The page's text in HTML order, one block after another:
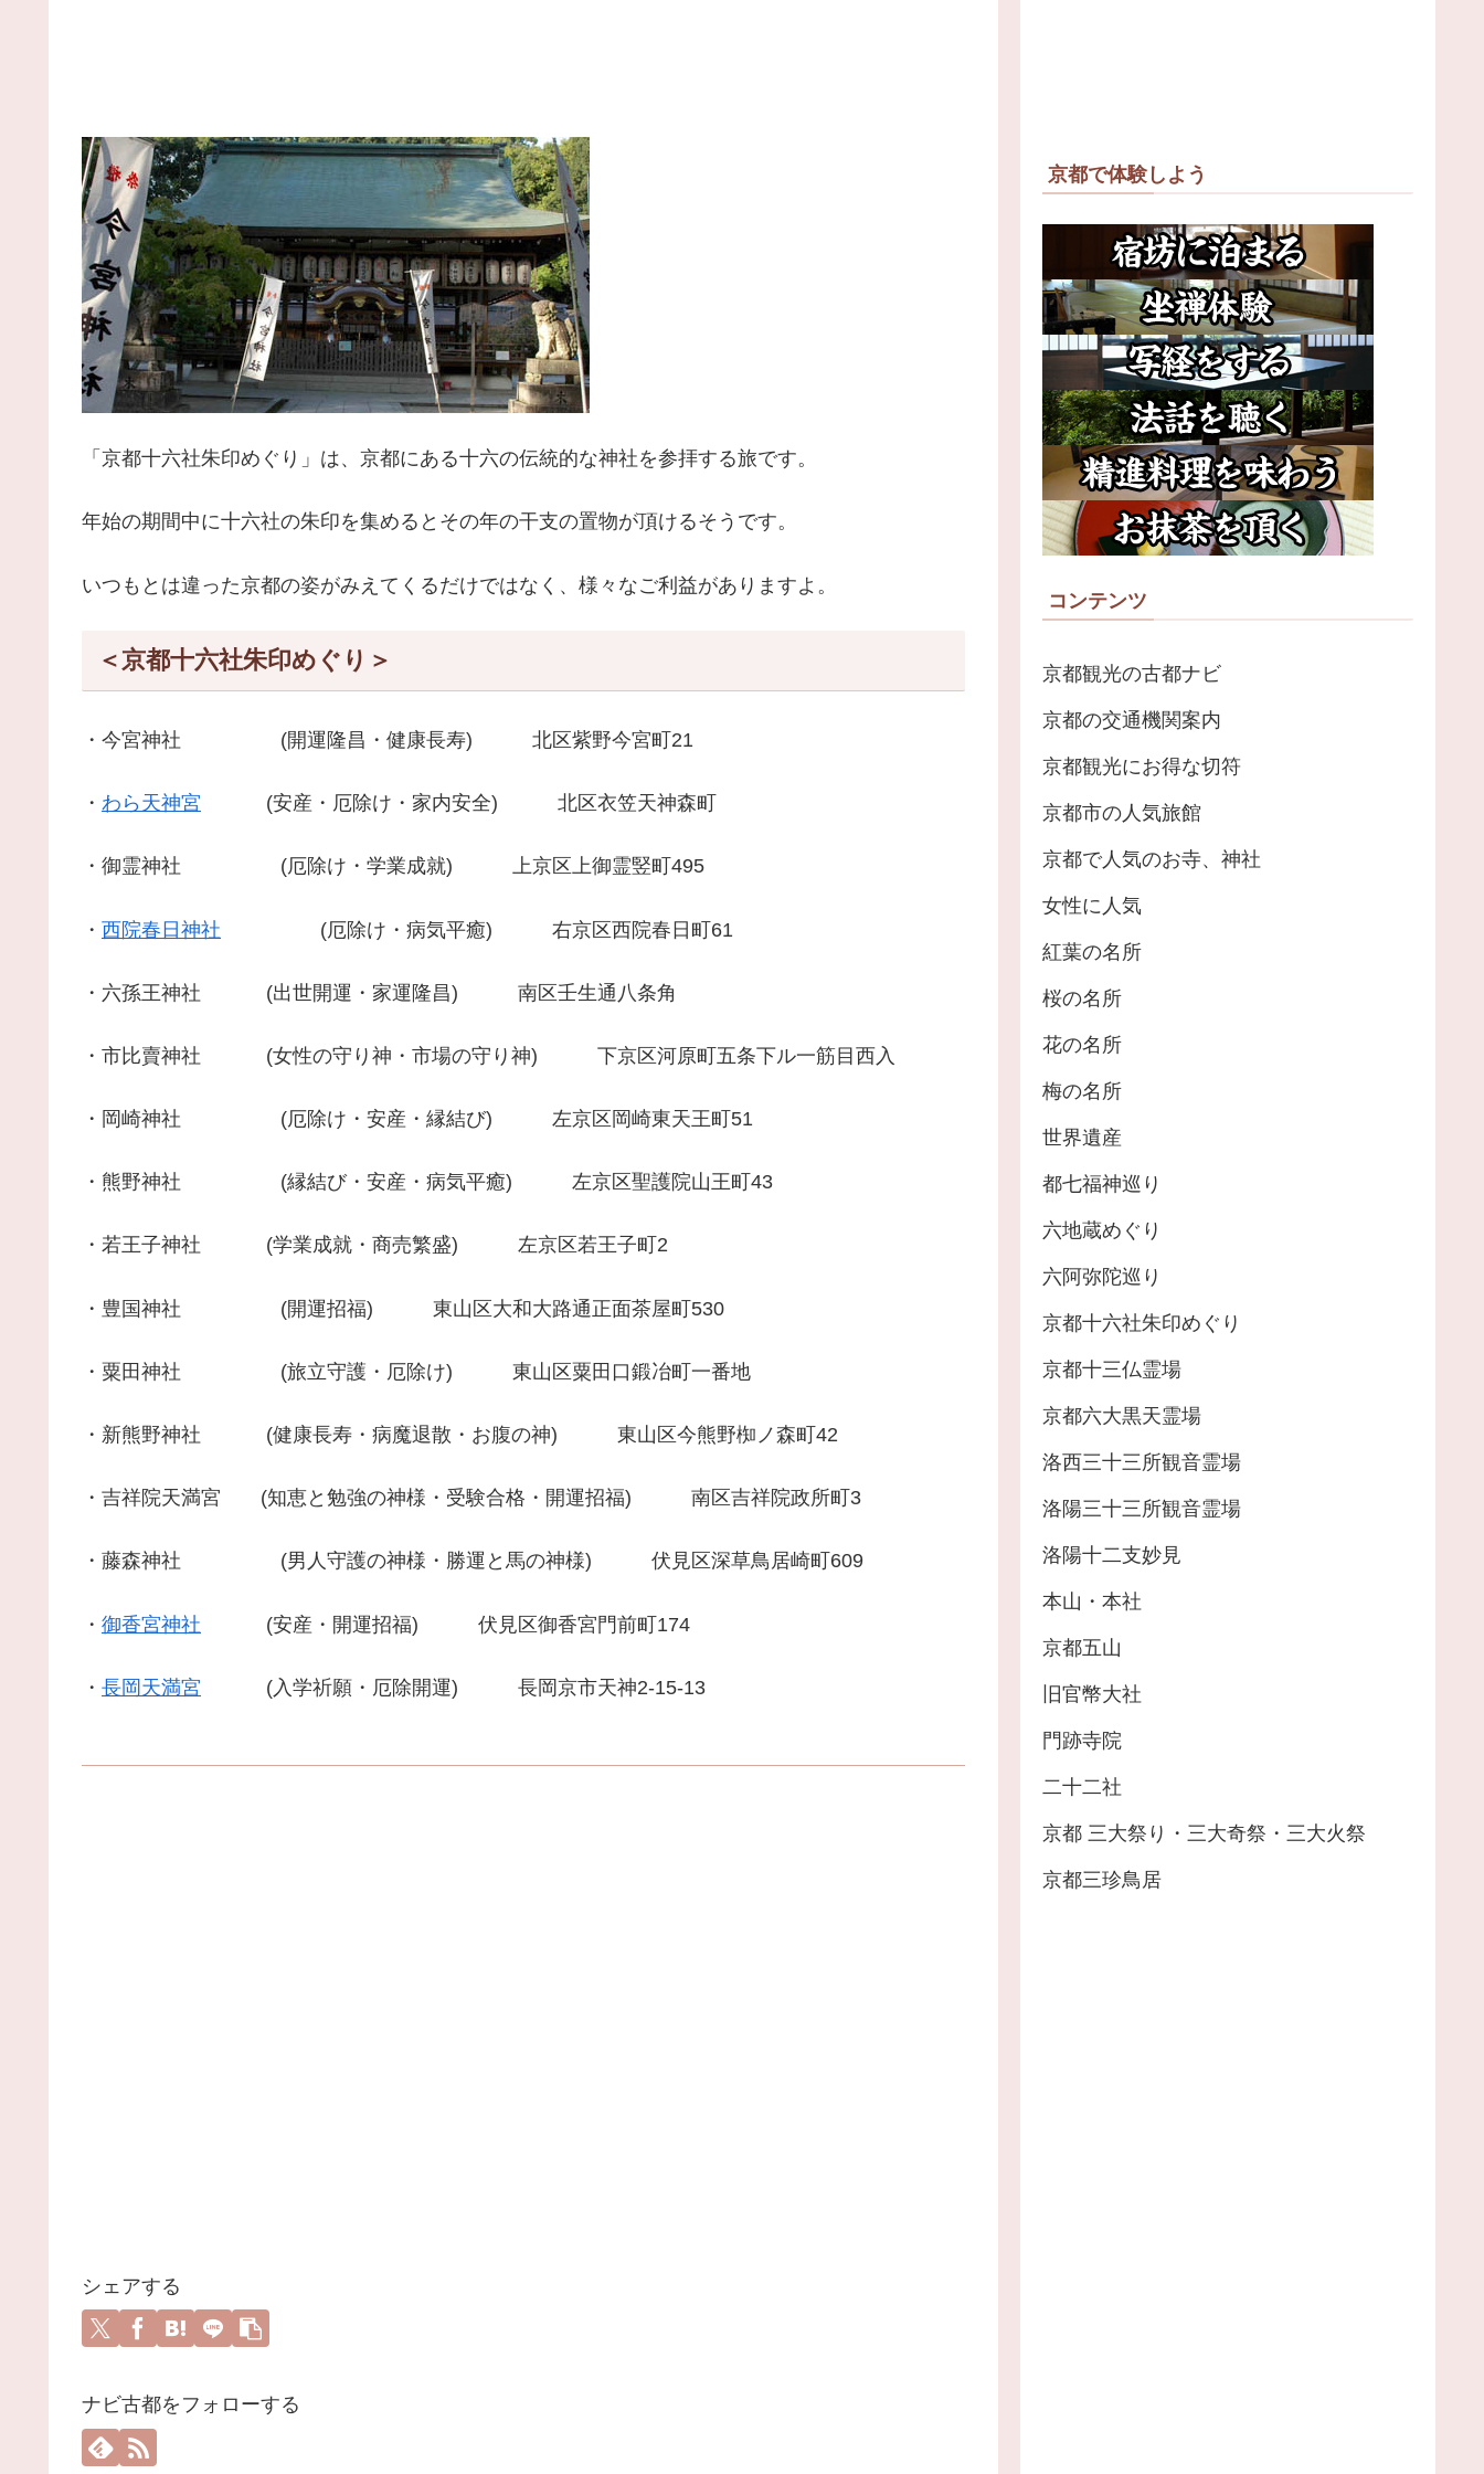
「京都十六社朱印めぐり」は、京都にある十六の伝統的な神社を参拝する旅です。
年始の期間中に十六社の朱印を集めるとその年の干支の置物が頂けるそうです。
いつもとは違った京都の姿がみえてくるだけではなく、様々なご利益がありますよ。
＜京都十六社朱印めぐり＞
・今宮神社 (開運隆昌・健康長寿) 北区紫野今宮町21
・ わら天神宮 (安産・厄除け・家内安全) 北区衣笠天神森町
・御霊神社 (厄除け・学業成就) 上京区上御霊竪町495
・ 西院春日神社 (厄除け・病気平癒) 右京区西院春日町61
・六孫王神社 (出世開運・家運隆昌) 南区壬生通八条角
・市比賣神社 (女性の守り神・市場の守り神) 下京区河原町五条下ル一筋目西入
・岡崎神社 (厄除け・安産・縁結び) 左京区岡崎東天王町51
・熊野神社 (縁結び・安産・病気平癒) 左京区聖護院山王町43
・若王子神社 (学業成就・商売繁盛) 左京区若王子町2
・豊国神社 (開運招福) 東山区大和大路通正面茶屋町530
・粟田神社 (旅立守護・厄除け) 東山区粟田口鍛冶町一番地
・新熊野神社 (健康長寿・病魔退散・お腹の神) 東山区今熊野椥ノ森町42
・吉祥院天満宮 (知恵と勉強の神様・受験合格・開運招福) 南区吉祥院政所町3
・藤森神社 (男人守護の神様・勝運と馬の神様) 伏見区深草鳥居崎町609
・ 御香宮神社 (安産・開運招福) 伏見区御香宮門前町174
・ 長岡天満宮 (入学祈願・厄除開運) 長岡京市天神2-15-13
シェアする
ナビ古都をフォローする
京都で体験しよう
コンテンツ
京都観光の古都ナビ
京都の交通機関案内
京都観光にお得な切符
京都市の人気旅館
京都で人気のお寺、神社
女性に人気
紅葉の名所
桜の名所
花の名所
梅の名所
世界遺産
都七福神巡り
六地蔵めぐり
六阿弥陀巡り
京都十六社朱印めぐり
京都十三仏霊場
京都六大黒天霊場
洛西三十三所観音霊場
洛陽三十三所観音霊場
洛陽十二支妙見
本山・本社
京都五山
旧官幣大社
門跡寺院
二十二社
京都 三大祭り・三大奇祭・三大火祭
京都三珍鳥居